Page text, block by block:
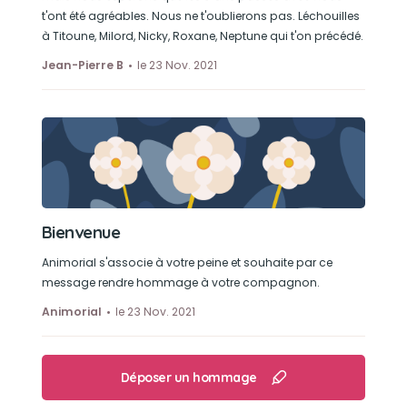
t'ont été agréables. Nous ne t'oublierons pas. Léchouilles
à Titoune, Milord, Nicky, Roxane, Neptune qui t'on précédé.
Jean-Pierre B
le 23 Nov. 2021
Bienvenue
Animorial s'associe à votre peine et souhaite par ce
message rendre hommage à votre compagnon.
Animorial
le 23 Nov. 2021
Déposer un hommage